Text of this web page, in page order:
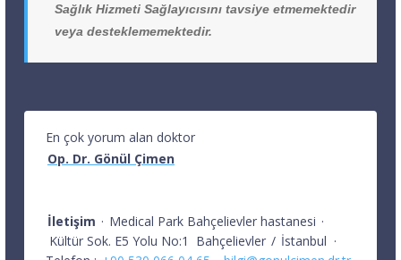
Sağlık Hizmeti Sağlayıcısını tavsiye etmemektedir
veya desteklememektedir.
En çok yorum alan doktor
Op. Dr. Gönül Çimen
İletişim · Medical Park Bahçelievler hastanesi ·
Kültür Sok. E5 Yolu No:1
Bahçelievler / İstanbul ·